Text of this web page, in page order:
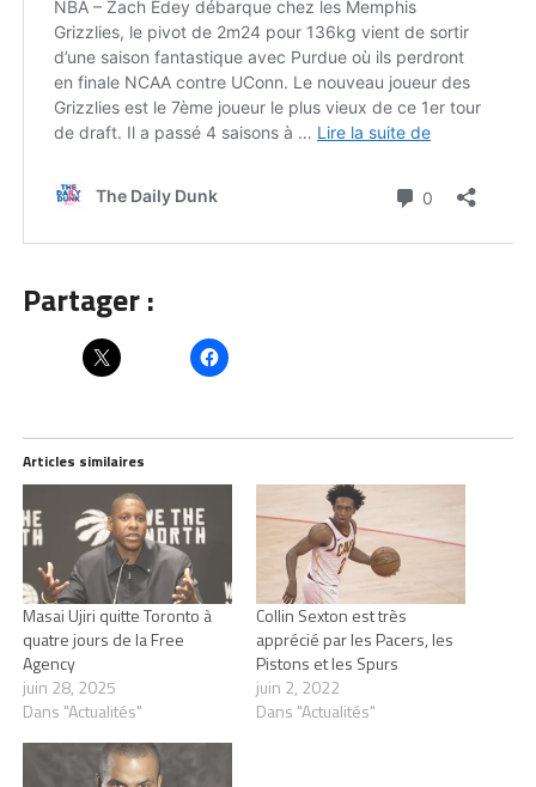
Partager :
Articles similaires
Masai Ujiri quitte Toronto à
quatre jours de la Free
Agency
juin 28, 2025
Dans "Actualités"
Collin Sexton est très
apprécié par les Pacers, les
Pistons et les Spurs
juin 2, 2022
Dans "Actualités"